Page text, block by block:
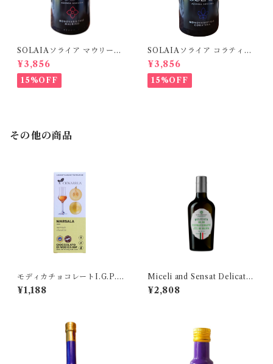
SOLAIAソライア マウリーノ
250ml
¥3,856
15%OFF
SOLAIAソライア コラティー
ナ 250ml
¥3,856
15%OFF
その他の商品
モディカチョコレートI.G.P.
MARSALA マルサラ
¥1,188
Miceli and Sensat Delicato
Bio250 ミチェリ&センサット
デリカート
¥2,808